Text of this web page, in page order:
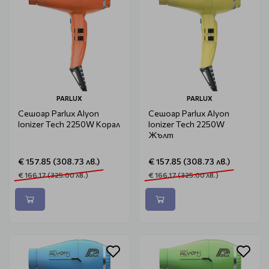
PARLUX
Сешоар Parlux Alyon
Ionizer Tech 2250W Корал
€ 157.85 (308.73 лв.)
€ 166.17 (325.00 лв.)
PARLUX
Сешоар Parlux Alyon
Ionizer Tech 2250W
Жълт
€ 157.85 (308.73 лв.)
€ 166.17 (325.00 лв.)